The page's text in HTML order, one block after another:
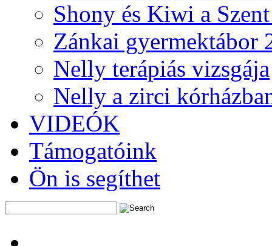
Shony és Kiwi a
Zánkai gyermektábor
Nelly terápiás vizsgája
Nelly a zirci
VIDEÓK
Támogatóink
Ön is segíthet